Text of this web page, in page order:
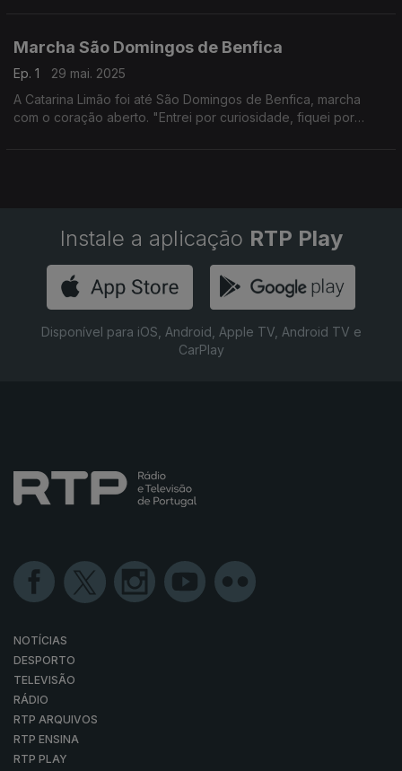
Marcha São Domingos de Benfica
Ep. 1
29 mai. 2025
A Catarina Limão foi até São Domingos de Benfica, marcha
com o coração aberto. "Entrei por curiosidade, fiquei por
Instale a aplicação RTP Play
Disponível para iOS, Android, Apple TV, Android TV e
CarPlay
NOTÍCIAS
DESPORTO
TELEVISÃO
RÁDIO
RTP ARQUIVOS
RTP ENSINA
RTP PLAY